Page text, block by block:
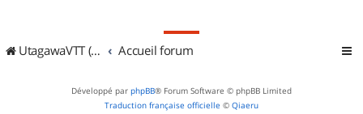
UtagawaVTT (Randos VTT et VTTAE avec traces GPS) Accueil forum
Développé par phpBB® Forum Software © phpBB Limited
Traduction française officielle © Qiaeru